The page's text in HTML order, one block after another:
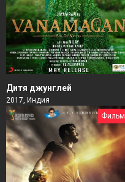
Дитя джунглей
2017, Индия
Фильм